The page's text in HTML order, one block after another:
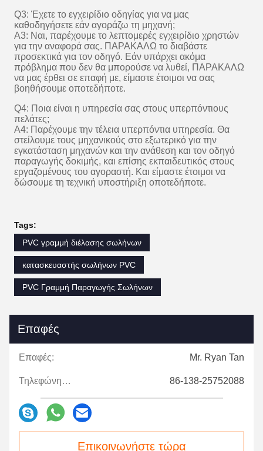
Q3: Έχετε το εγχειρίδιο οδηγίας για να μας
καθοδηγήσετε εάν αγοράζω τη μηχανή;
A3: Ναι, παρέχουμε το λεπτομερές εγχειρίδιο χρηστών
για την αναφορά σας. ΠΑΡΑΚΑΛΩ το διαβάστε
προσεκτικά για τον οδηγό. Εάν υπάρχει ακόμα
πρόβλημα που δεν θα μπορούσε να λυθεί, ΠΑΡΑΚΑΛΩ
να μας έρθει σε επαφή με, είμαστε έτοιμοι να σας
βοηθήσουμε οποτεδήποτε.
Q4: Ποια είναι η υπηρεσία σας στους υπερπόντιους
πελάτες;
A4: Παρέχουμε την τέλεια υπερπόντια υπηρεσία. Θα
στείλουμε τους μηχανικούς στο εξωτερικό για την
εγκατάσταση μηχανών και την ανάθεση και τον οδηγό
παραγωγής δοκιμής, και επίσης εκπαιδευτικός στους
εργαζομένους του αγοραστή. Και είμαστε έτοιμοι να
δώσουμε τη τεχνική υποστήριξη οποτεδήποτε.
Tags:
PVC γραμμή διέλασης σωλήνων
κατασκευαστής σωλήνων PVC
PVC Γραμμή Παραγωγής Σωλήνων
Επαφές
Επαφές: Mr. Ryan Tan
Τηλεφώνημα: 86-138-25752088
Επικοινωνήστε τώρα